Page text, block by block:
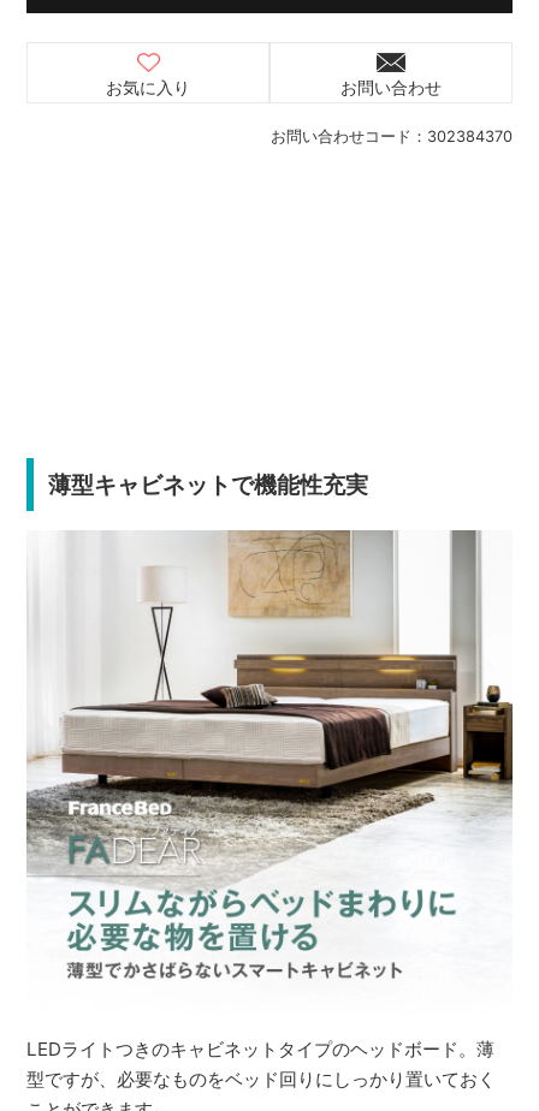
お問い合わせコード： 302384370
お気に入り お問い合わせ
薄型キャビネットで機能性充実
LEDライトつきのキャビネットタイプのヘッドボード。薄
型ですが、必要なものをベッド回りにしっかり置いておく